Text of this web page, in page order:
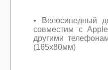
• Велосипедный
совместим с
другими
(165x80мм)